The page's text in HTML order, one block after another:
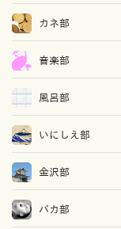
カネ部
音楽部
風呂部
いにしえ部
金沢部
バカ部